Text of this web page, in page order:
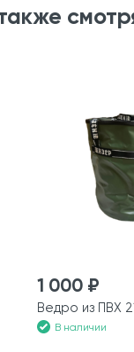
1 000 ₽
Ведро из ПВХ
В наличии